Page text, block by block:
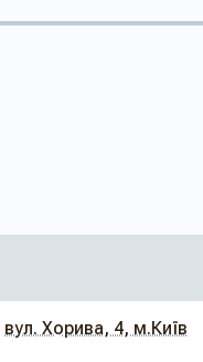
вул. Хорива, 4, м.Київ